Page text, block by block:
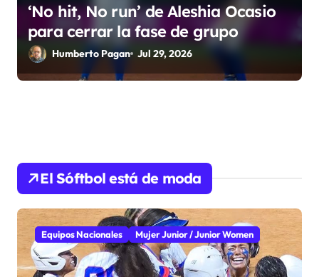
‘No hit, No run’ de Aleshia Ocasio
para cerrar la fase de grupo
Humberto Pagan Jul 29, 2026
El Sóftbol está de moda
Equipos Nacionales Mujer Junior / Junior Women